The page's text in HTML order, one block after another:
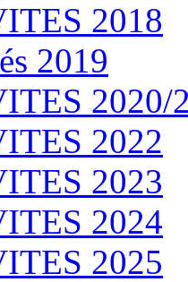
2018
2019
2020/
2022
2023
2024
2025